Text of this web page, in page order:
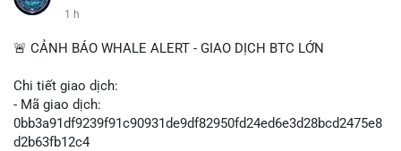
1 h
🚨 CẢNH BÁO WHALE ALERT - GIAO DỊCH BTC LỚN
Chi tiết giao dịch:
- Mã giao dịch:
0bb3a91df9239f91c90931de9df82950fd24ed6e3d28bcd2475e8
d2b63fb12c4